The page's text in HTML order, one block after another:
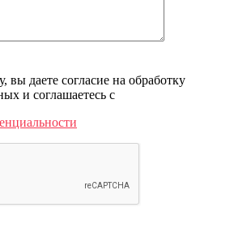
даете согласие на обработку
и соглашаетесь c